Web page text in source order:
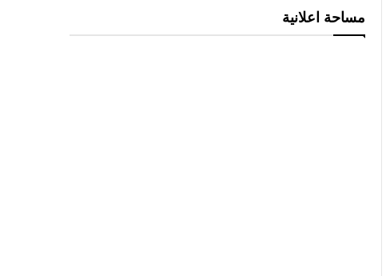
مساحة اعلانية